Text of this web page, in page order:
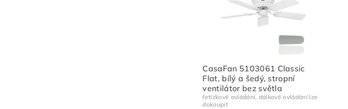
CasaFan 5103061 Classic
Flat, bílý a šedý, stropní
ventilátor bez světla
řetízkové ovládání, dálkové ovládání lze
dokoupit